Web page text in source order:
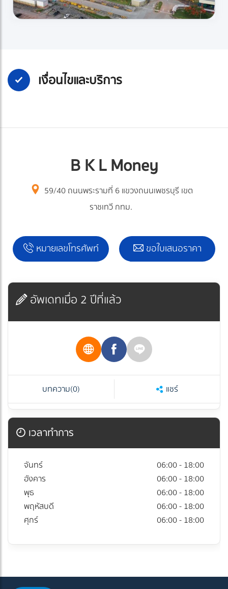
เงื่อนไขและบริการ
B K L Money
59/40 ถนนพระรามที่ 6 แขวงถนนเพชรบุรี เขต
ราชเทวี กทม.
หมายเลขโทรศัพท์ ขอใบเสนอราคา
อัพเดทเมื่อ 2 ปีที่แล้ว
บทความ(0) แชร์
เวลาทำการ
จันทร์
06:00 - 18:00
อังคาร
06:00 - 18:00
พุธ
06:00 - 18:00
พฤหัสบดี
06:00 - 18:00
ศุกร์
06:00 - 18:00